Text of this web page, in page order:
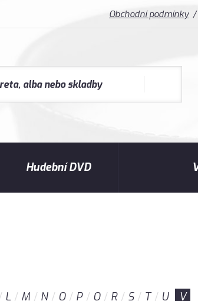
Obchodní podmínky
Hudební DVD
L M N O P Q R S T U V